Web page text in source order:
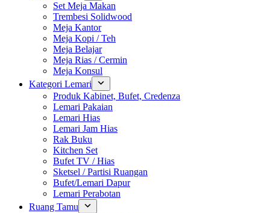
Set Meja Makan
Trembesi Solidwood
Meja Kantor
Meja Kopi / Teh
Meja Belajar
Meja Rias / Cermin
Meja Konsul
Kategori Lemari
Produk Kabinet, Bufet, Credenza
Lemari Pakaian
Lemari Hias
Lemari Jam Hias
Rak Buku
Kitchen Set
Bufet TV / Hias
Sketsel / Partisi Ruangan
Bufet/Lemari Dapur
Lemari Perabotan
Ruang Tamu